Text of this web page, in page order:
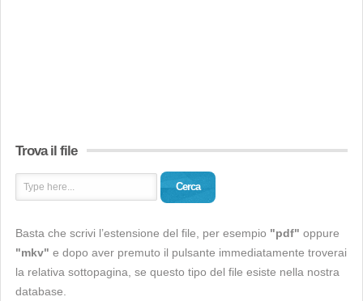
Trova il file
Cerca
Basta che scrivi l’estensione del file, per esempio "pdf" oppure
"mkv" e dopo aver premuto il pulsante immediatamente troverai
la relativa sottopagina, se questo tipo del file esiste nella nostra
database.